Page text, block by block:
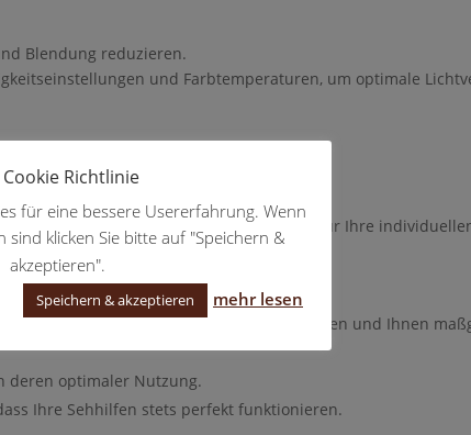
Blendung reduzieren.
und Farbtemperaturen, um optimale
für Menschen mit Sehbehinderung.
zu bieten, damit Sie die richtige Lösung für Ihre
Ihre spezifischen Sehprobleme zu verstehen und Ihnen
deren optimaler Nutzung.
Ihre Sehhilfen stets perfekt funktionieren.
Cookie Richtlinie
für eine bessere Usererfahrung. Wenn
sind klicken Sie bitte auf "Speichern &
akzeptieren".
Speichern & akzeptieren mehr lesen